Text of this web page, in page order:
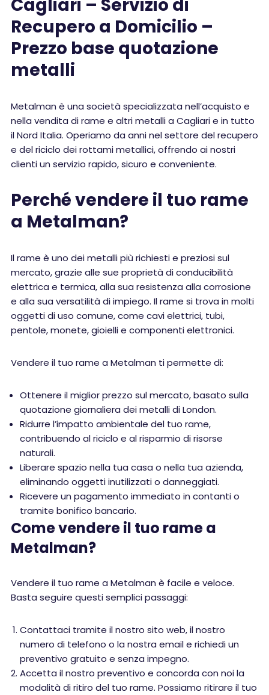
Cagliari – Servizio di
Recupero a Domicilio –
Prezzo base quotazione
metalli
Metalman è una società specializzata nell’acquisto e
nella vendita di rame e altri metalli a Cagliari e in tutto
il Nord Italia. Operiamo da anni nel settore del recupero
e del riciclo dei rottami metallici, offrendo ai nostri
clienti un servizio rapido, sicuro e conveniente.
Perché vendere il tuo rame
a Metalman?
Il rame è uno dei metalli più richiesti e preziosi sul
mercato, grazie alle sue proprietà di conducibilità
elettrica e termica, alla sua resistenza alla corrosione
e alla sua versatilità di impiego. Il rame si trova in molti
oggetti di uso comune, come cavi elettrici, tubi,
pentole, monete, gioielli e componenti elettronici.
Vendere il tuo rame a Metalman ti permette di:
Ottenere il miglior prezzo sul mercato, basato sulla
quotazione giornaliera dei metalli di London.
Ridurre l’impatto ambientale del tuo rame,
contribuendo al riciclo e al risparmio di risorse
naturali.
Liberare spazio nella tua casa o nella tua azienda,
eliminando oggetti inutilizzati o danneggiati.
Ricevere un pagamento immediato in contanti o
tramite bonifico bancario.
Come vendere il tuo rame a
Metalman?
Vendere il tuo rame a Metalman è facile e veloce.
Basta seguire questi semplici passaggi:
Contattaci tramite il nostro sito web, il nostro
numero di telefono o la nostra email e richiedi un
preventivo gratuito e senza impegno.
Accetta il nostro preventivo e concorda con noi la
modalità di ritiro del tuo rame. Possiamo ritirare il tuo